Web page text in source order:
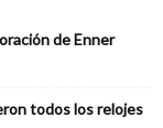
de Enner
todos los relojes